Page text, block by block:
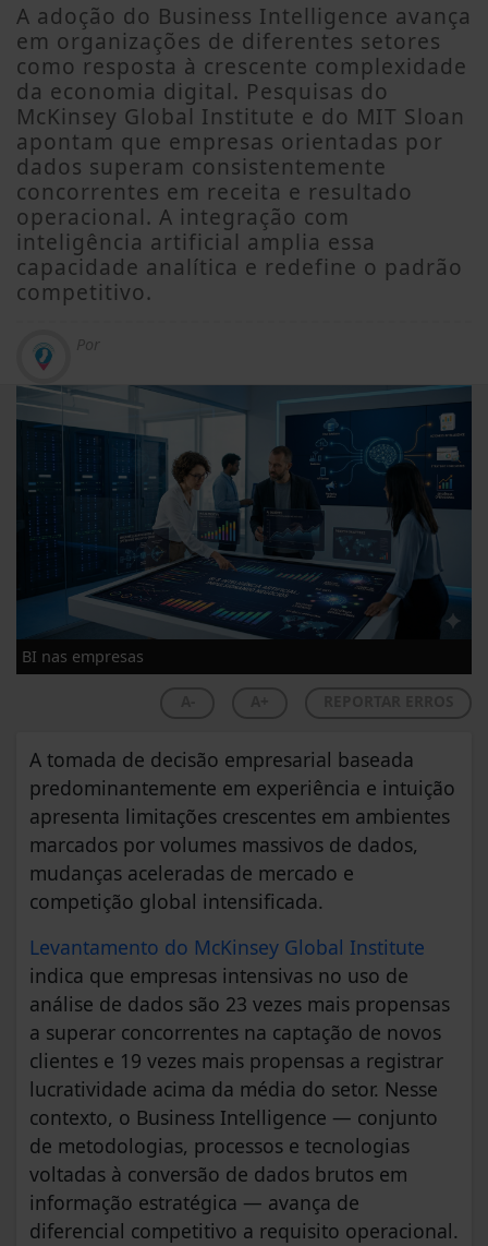
A adoção do Business Intelligence avança
em organizações de diferentes setores
como resposta à crescente complexidade
da economia digital. Pesquisas do
McKinsey Global Institute e do MIT Sloan
apontam que empresas orientadas por
dados superam consistentemente
concorrentes em receita e resultado
operacional. A integração com
inteligência artificial amplia essa
capacidade analítica e redefine o padrão
competitivo.
Por
BI nas empresas
A tomada de decisão empresarial baseada
predominantemente em experiência e intuição
apresenta limitações crescentes em ambientes
marcados por volumes massivos de dados,
mudanças aceleradas de mercado e
competição global intensificada.
Levantamento do McKinsey Global Institute
indica que empresas intensivas no uso de
análise de dados são 23 vezes mais propensas
a superar concorrentes na captação de novos
clientes e 19 vezes mais propensas a registrar
lucratividade acima da média do setor. Nesse
contexto, o Business Intelligence — conjunto
de metodologias, processos e tecnologias
voltadas à conversão de dados brutos em
informação estratégica — avança de
diferencial competitivo a requisito operacional.